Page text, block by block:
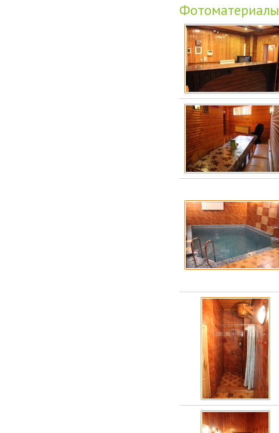
Фотоматериалы